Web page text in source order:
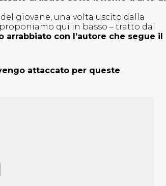
giovane, una volta uscito dalla
qui in basso – tratto dal
arrabbiato con l’autore che segue il
attaccato per queste